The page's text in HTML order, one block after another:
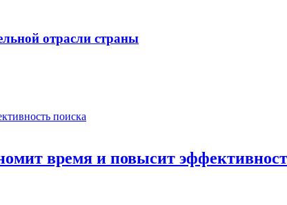
отрасли страны
время и повысит